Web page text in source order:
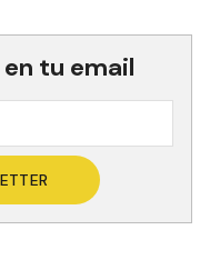
tu email